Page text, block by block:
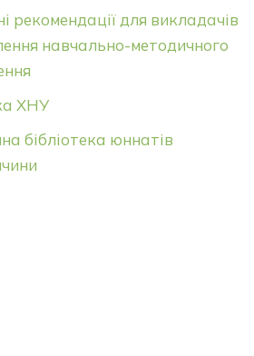
рекомендації для викладачів
навчально-методичного
ХНУ
бібліотека юннатів